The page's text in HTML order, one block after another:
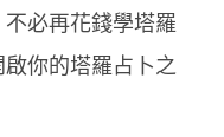
必再花錢學塔羅
你的塔羅占卜之